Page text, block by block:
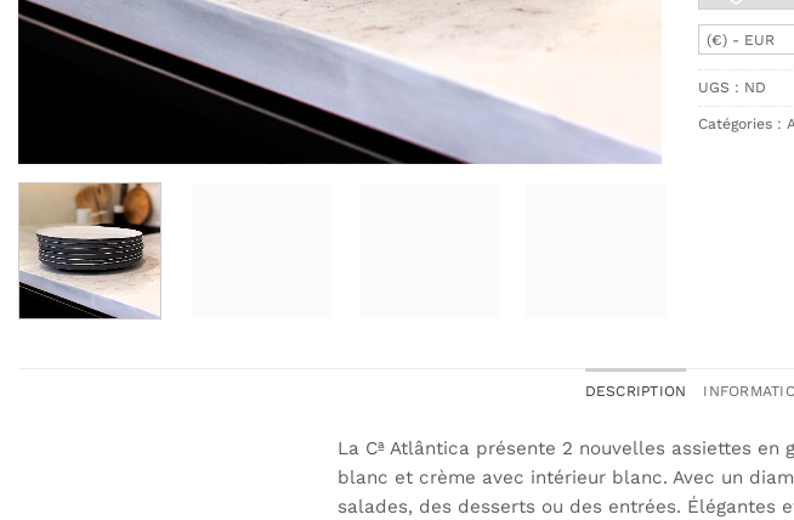
(€) - EUR
UGS : ND
Catégories :
DESCRIPTION
La Cª Atlântica présente 2 nouvelles assiettes
blanc et crème avec intérieur blanc. Avec un
salades, des desserts ou des entrées.